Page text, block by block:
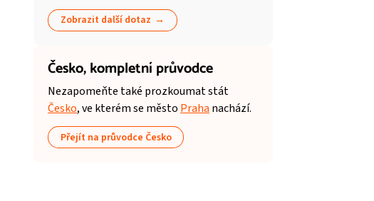
Zobrazit další dotaz
Česko,kompletní průvodce
Nezapomeňte také prozkoumat stát
Česko, ve kterém se město Praha nachází.
Přejít na průvodce Česko